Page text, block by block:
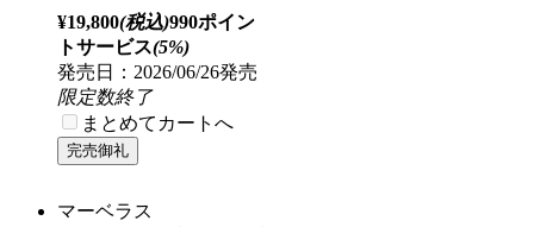
す。商品ページにてご確認ください。
キミとアイドルプリキュア♪感謝祭
特典情報
ビックカメラグループ限定バンドル特典